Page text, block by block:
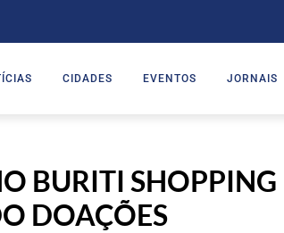
CIDADES EVENTOS JORNAIS
BURITI SHOPPING
DOAÇÕES